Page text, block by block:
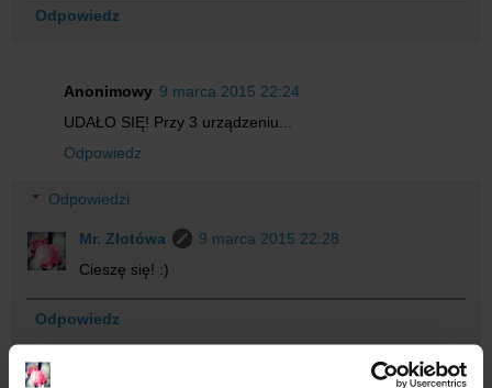
Odpowiedz
Anonimowy 9 marca 2015 22:24
UDAŁO SIĘ! Przy 3 urządzeniu...
Odpowiedz
Odpowiedzi
Mr. Złotówa
9 marca 2015 22:28
Cieszę się! :)
Odpowiedz